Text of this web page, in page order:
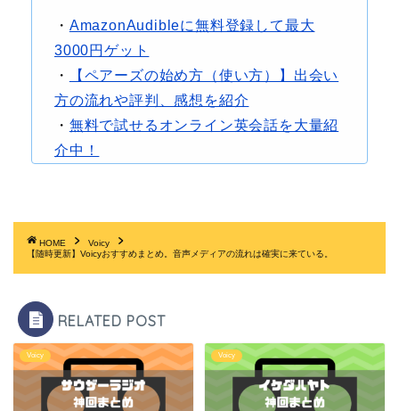
・ AmazonAudibleに無料登録して最大
3000円ゲット
・
【ペアーズの始め方（使い方）】出会い
方の流れや評判、感想を紹介
・ 無料で試せるオンライン英会話を大量紹
介中！
HOME
Voicy
【随時更新】Voicyおすすめまとめ。音声メディアの流れは確実に来ている。
RELATED POST
Voicy Voicy